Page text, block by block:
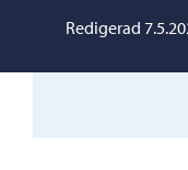
Redigerad